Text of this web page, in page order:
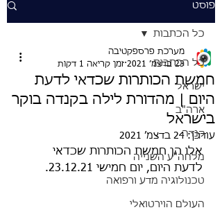
פוסט
כל הכתבות
ישראל
ארה"ב
קנדה
מלחה"ע השנייה
טכנולוגיה מדע ורפואה
העולם הוירטואלי
כל הכתבות
חמשת הכותרות שכדאי לדעת
היום | מהדורת לילה בקנדה בוקר
בישראל
מערכת פרספקטיבה
23 בדצמ׳ 2021
זמן קריאה 1 דקות
עודכן: 24 בדצמ׳ 2021
אלו הן חמשת הכותרות שכדאי
לדעת היום, יום חמישי 23.12.21.